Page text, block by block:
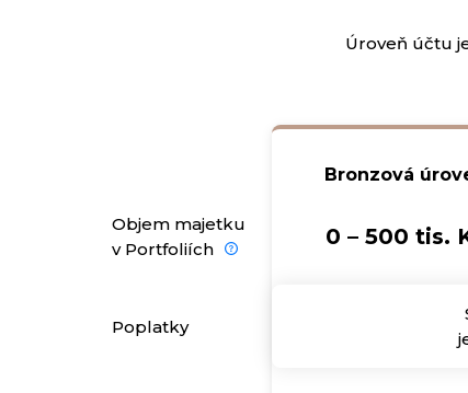
Úroveň účtu
Bronzová
Objem majetku
v Portfoliích
0 – 500 tis.
Poplatky